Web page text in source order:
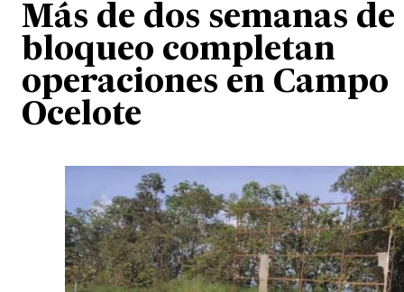
Más de dos semanas de
bloqueo completan
operaciones en Campo
Ocelote